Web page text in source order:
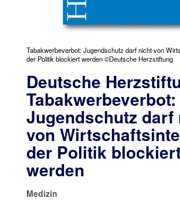
Tabakwerbeverbot: Jugendschutz darf nicht von
der Politik blockiert werden ©Deutsche Herzstiftung
Deutsche
Tabakwerbeverbot:
Jugendschutz darf
von
der Politik
werden
Medizin